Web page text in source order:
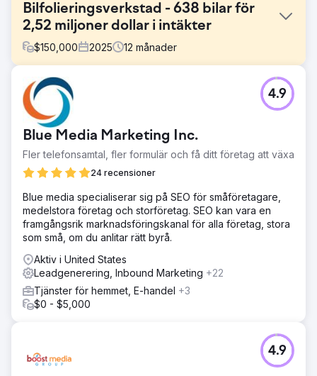
Bilfolieringsverkstad - 638 bilar för
2,52 miljoner dollar i intäkter
$150,000 2025 12 månader
Utmaning
Kunden hade bara skaffat bilar offline och var inte nöjda
med sitt nuvarande antal nya bilar per månad. Deras
offlinemetoder inkluderade rekommendationer från andra
bilföretag och lokala bilevenemang för att locka kunder.
Denna offline-insats resulterade i en hög kostnad per
kund på grund av arbetsinsatsen för varje metod och
tiden det tog att konvertera nya kunder. De visste att de
behövde online för att skala upp, men visste lite om
annonsering.
Lösning
Vi identifierade luckorna i kundernas köpupplevelse
online. Webbplatsen hade dålig CRO och SEO, vilket
hindrade den från gratis organiska kunder. Den saknade
viktig säljinformation för att förbereda kunden för köp.
Vad gör butiken annorlunda, varför skulle kunden göra en
research? Vi analyserade varför kunderna köpte och
Vi lanserade sedan en fullskalig kampanj på Google Ads
och Meta Ads (Facebook/Instagram). Optimerade sökord,
annonstext och retargeting.
Blue Media Marketing Inc.
Fler telefonsamtal, fler formulär och få ditt företag att växa
24 recensioner
4.9
Blue media specialiserar sig på SEO för småföretagare,
medelstora företag och storföretag. SEO kan vara en
framgångsrik marknadsföringskanal för alla företag, stora
som små, om du anlitar rätt byrå.
Aktiv i United States
Leadgenerering, Inbound Marketing +22
Tjänster för hemmet, E-handel +3
$0 - $5,000
4.9